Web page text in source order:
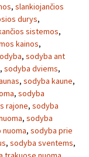
, slankiojančios
durys,
sistemos,
kainos,
, sodyba ant
, sodyba dviems,
, sodyba kaune,
, sodyba
rajone, sodyba
, sodyba
, sodyba prie
, sodyba sventems,